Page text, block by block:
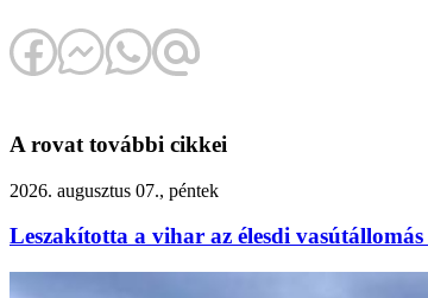
A rovat további cikkei
2026. augusztus 07., péntek
Leszakította a vihar az élesdi vasútállomás